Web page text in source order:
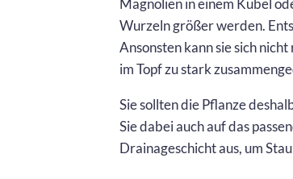
Magnolien in einem Kübel
Wurzeln größer werden.
Ansonsten kann sie sich
im Topf zu stark
Sie sollten die Pflanze
Sie dabei auch auf das
Drainageschicht aus, um